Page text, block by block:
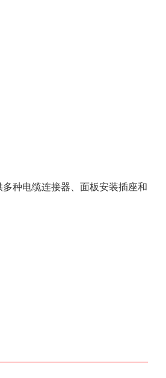
种电缆连接器、面板安装插座和